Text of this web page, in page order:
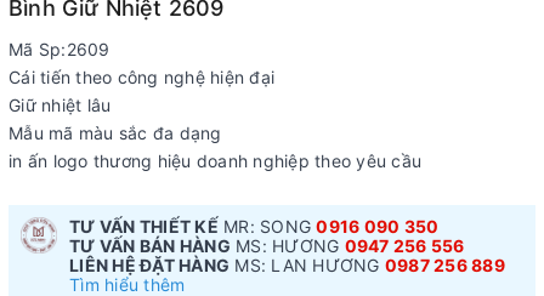
Bình Giữ Nhiệt 2609
Mã Sp:2609
Cái tiến theo công nghệ hiện đại
Giữ nhiệt lâu
Mẫu mã màu sắc đa dạng
in ấn logo thương hiệu doanh nghiệp theo yêu cầu
TƯ VẤN THIẾT KẾ MR: SONG0916 090 350
TƯ VẤN BÁN HÀNG MS: HƯƠNG 0947 256 556
LIÊN HỆ ĐẶT HÀNG MS: LAN HƯƠNG 0987 256 889
Tìm hiểu thêm